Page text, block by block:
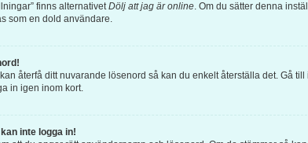
finns alternativetDölj att jag är online. Om du sätter denna
som en dold användare.
återfå ditt nuvarande lösenord så kan du enkelt återställa det. Gå
in igen inom kort.
inte logga in!